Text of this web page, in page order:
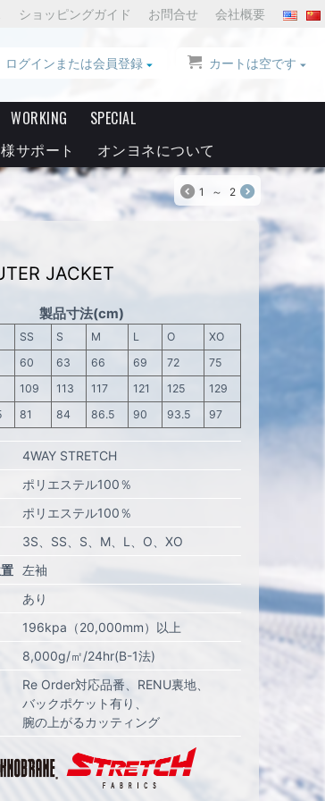
ショッピングガイド お問合せ 会社概要
カートは空です
ログインまたは会員登録
WORKING
SPECIAL
サポート オンヨネについて
1 ～ 2
JACKET
製品寸法(cm)
SS S M L O
XO
60 63 66 69 72
75
109 113 117 121 125
129
81 84 86.5 90 93.5 97
4WAY STRETCH
ポリエステル100％
ポリエステル100％
3S SS S M L O
XO
左袖
あり
196kpa（20,000mm）以上
8,000g/㎡/24hr(B-1法)
Re Order対応品番
RENU裏地
バックポケット有り
腕の上がるカッティング